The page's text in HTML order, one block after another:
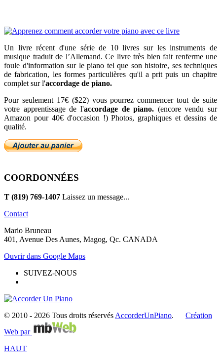
Un livre récent d'une série de 10 livres sur les instruments de
musique traduit de l’Allemand. Ce livre très bien fait renferme une
foule d'information sur le piano tel que son histoire, ses techniques
de fabrication, les formes particulières qu'il a prit puis un chapitre
complet sur l'accordage de piano.
Pour seulement 17€ ($22) vous pourrez commencer tout de suite
votre apprentissage de l'accordage de piano. (encore vendu sur
Amazon pour 40€ d'occasion !) Photos, graphiques et dessins de
qualité.
COORDONNÉES
T (819) 769-1407 Laissez un message...
Contact
Mario Bruneau
401, Avenue Des Aunes, Magog, Qc. CANADA
Ouvrir dans Google Maps
SUIVEZ-NOUS
© 2010 - 2026 Tous droits réservés AccorderUnPiano. Création
Web par
HAUT